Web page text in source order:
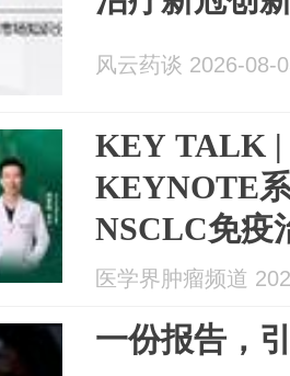
风云药谈 2026-08-
KEY TALK
KEYNOTE
NSCLC免疫
待走向更确
医学界肿瘤频道
一份报告，